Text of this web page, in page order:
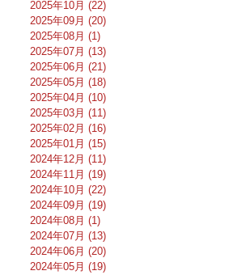
2025年10月 (22)
2025年09月 (20)
2025年08月 (1)
2025年07月 (13)
2025年06月 (21)
2025年05月 (18)
2025年04月 (10)
2025年03月 (11)
2025年02月 (16)
2025年01月 (15)
2024年12月 (11)
2024年11月 (19)
2024年10月 (22)
2024年09月 (19)
2024年08月 (1)
2024年07月 (13)
2024年06月 (20)
2024年05月 (19)